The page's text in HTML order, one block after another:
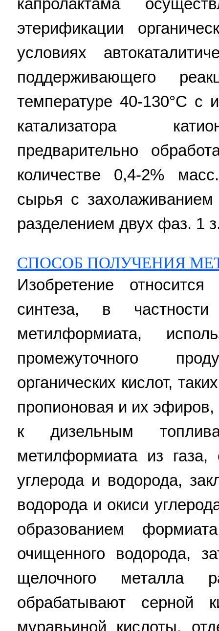
капролактама
этерификации
условиях
поддерживающего
температуре 40-130°С с
катализатора
предварительно
количестве 0,4-2%
сырья с
разделением двух фаз. 1
СПОСОБ ПОЛУЧЕНИЯ
Изобретение относится
синтеза, в
метилформиата,
промежуточного
органических кислот,
пропионовая и их эфиров,
к дизельным
метилформиата из газа,
углерода и водорода,
водорода и окиси
образованием
очищенного водорода,
щелочного
обрабатывают серной
муравьиной кислоты,